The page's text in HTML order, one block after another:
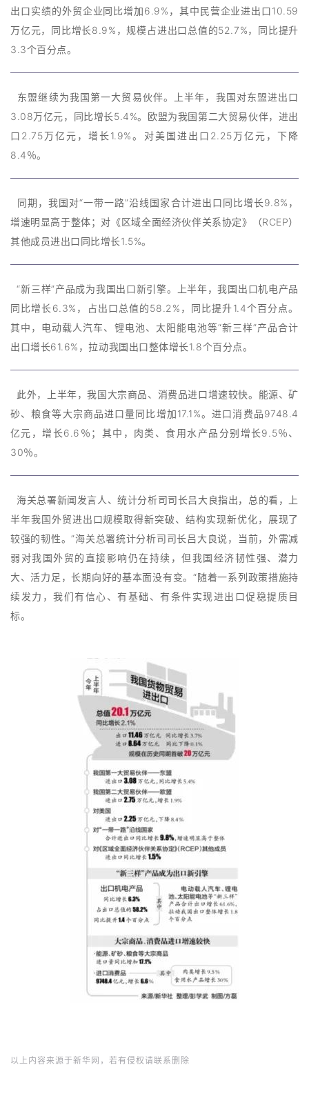
出口实绩的外贸企业同比增加6.9%，其中民营企业进出口10.59
万亿元，同比增长8.9%，规模占进出口总值的52.7%，同比提升
3.3个百分点。
东盟继续为我国第一大贸易伙伴。上半年，我国对东盟进出口
3.08万亿元，同比增长5.4%。欧盟为我国第二大贸易伙伴，进出
口2.75万亿元，增长1.9%。对美国进出口2.25万亿元，下降
8.4％。
同期，我国对“一带一路”沿线国家合计进出口同比增长9.8%，
增速明显高于整体；对《区域全面经济伙伴关系协定》（RCEP）
其他成员进出口同比增长1.5%。
“新三样”产品成为我国出口新引擎。上半年，我国出口机电产品
同比增长6.3%，占出口总值的58.2%，同比提升1.4个百分点。
其中，电动载人汽车、锂电池、太阳能电池等“新三样”产品合计
出口增长61.6%，拉动我国出口整体增长1.8个百分点。
此外，上半年，我国大宗商品、消费品进口增速较快。能源、矿
砂、粮食等大宗商品进口量同比增加17.1%。进口消费品9748.4
亿元，增长6.6％；其中，肉类、食用水产品分别增长9.5％、
30％。
海关总署新闻发言人、统计分析司司长吕大良指出，总的看，上
半年我国外贸进出口规模取得新突破、结构实现新优化，展现了
较强的韧性。”海关总署统计分析司司长吕大良说，当前，外需减
弱对我国外贸的直接影响仍在持续，但我国经济韧性强、潜力
大、活力足，长期向好的基本面没有变。“随着一系列政策措施持
续发力，我们有信心、有基础、有条件实现进出口促稳提质目
标。
以上内容来源于新华网，若有侵权请联系删除